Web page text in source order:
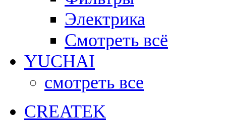
Электрика
Смотреть всё
YUCHAI
смотреть все
CREATEK